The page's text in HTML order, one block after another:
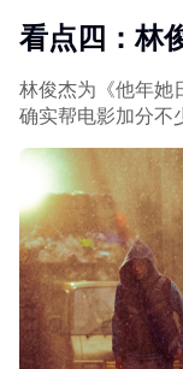
看点四：林
林俊杰为《他年她
确实帮电影加分不